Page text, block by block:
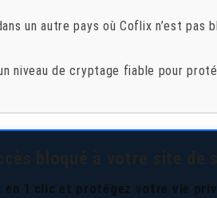
un autre pays où Coflix n’est pas
niveau de cryptage fiable pour
en 1 clic et protégez votre vie